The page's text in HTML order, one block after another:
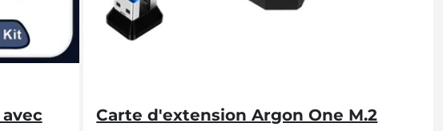
Carte d'extension Argon One M.2